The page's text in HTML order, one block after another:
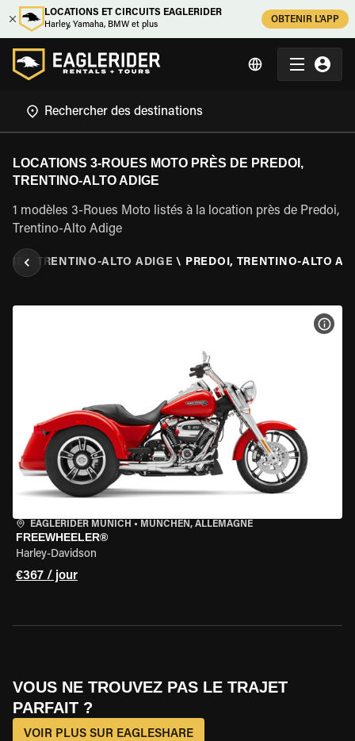
LOCATIONS ET CIRCUITS EAGLERIDER
Harley, Yamaha, BMW et plus
OBTENIR L'APP
LOCATIONS 3-ROUES MOTO PRÈS DE PREDOI,
TRENTINO-ALTO ADIGE
1 modèles 3-Roues Moto listés à la location près de Predoi,
Trentino-Alto Adige
\ TRENTINO-ALTO ADIGE \ PREDOI, TRENTINO-ALTO
EAGLERIDER MUNICH • MÜNCHEN, ALLEMAGNE
FREEWHEELER®
Harley-Davidson
€367 / jour
VOUS NE TROUVEZ PAS LE TRAJET
PARFAIT ?
VOIR PLUS SUR EAGLESHARE